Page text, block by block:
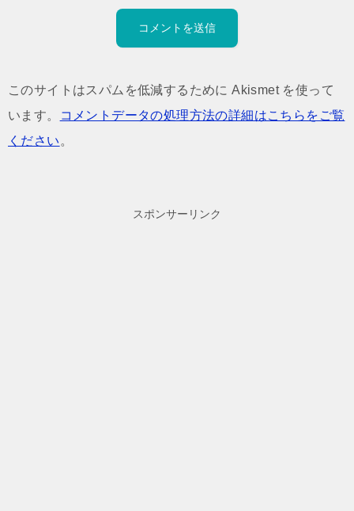
このサイトはスパムを低減するために Akismet を使って
います。
コメントデータの処理方法の詳細はこちらをご覧
ください 。
スポンサーリンク